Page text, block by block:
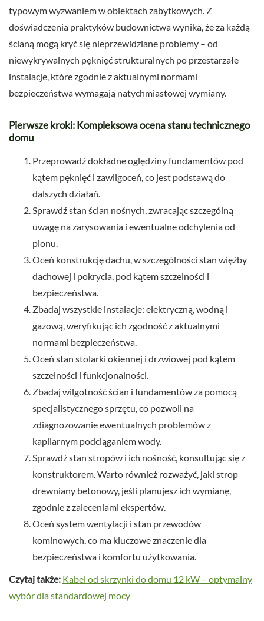
typowym wyzwaniem w obiektach zabytkowych. Z
doświadczenia praktyków budownictwa wynika, że za każdą
ścianą mogą kryć się nieprzewidziane problemy – od
niewykrywalnych pęknięć strukturalnych po przestarzałe
instalacje, które zgodnie z aktualnymi normami
bezpieczeństwa wymagają natychmiastowej wymiany.
Pierwsze kroki: Kompleksowa ocena stanu technicznego
domu
Przeprowadź dokładne oględziny fundamentów pod
kątem pęknięć i zawilgoceń, co jest podstawą do
dalszych działań.
Sprawdź stan ścian nośnych, zwracając szczególną
uwagę na zarysowania i ewentualne odchylenia od
pionu.
Oceń konstrukcję dachu, w szczególności stan więźby
dachowej i pokrycia, pod kątem szczelności i
bezpieczeństwa.
Zbadaj wszystkie instalacje: elektryczną, wodną i
gazową, weryfikując ich zgodność z aktualnymi
normami bezpieczeństwa.
Oceń stan stolarki okiennej i drzwiowej pod kątem
szczelności i funkcjonalności.
Zbadaj wilgotność ścian i fundamentów za pomocą
specjalistycznego sprzętu, co pozwoli na
zdiagnozowanie ewentualnych problemów z
kapilarnym podciąganiem wody.
Sprawdź stan stropów i ich nośność, konsultując się z
konstruktorem. Warto również rozważyć, jaki strop
drewniany betonowy, jeśli planujesz ich wymianę,
zgodnie z zaleceniami ekspertów.
Oceń system wentylacji i stan przewodów
kominowych, co ma kluczowe znaczenie dla
bezpieczeństwa i komfortu użytkowania.
Czytaj także: Kabel od skrzynki do domu 12 kW – optymalny
wybór dla standardowej mocy